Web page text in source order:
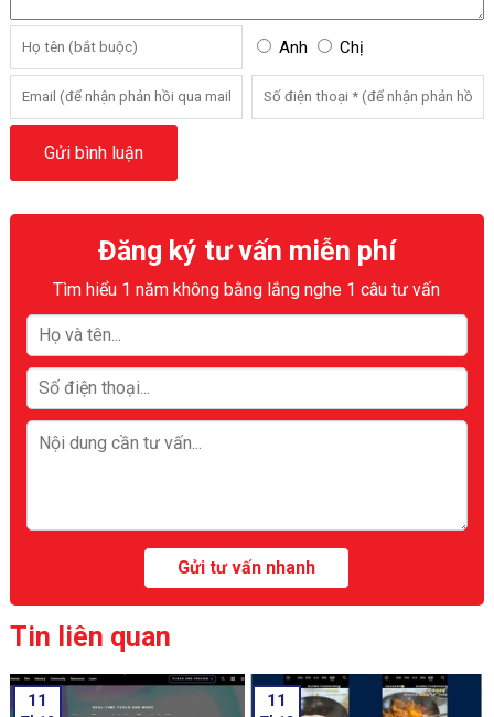
Anh Chị
Đăng ký tư vấn miễn phí
Tìm hiểu 1 năm không bằng lắng nghe 1 câu tư vấn
Tin liên quan
11 11